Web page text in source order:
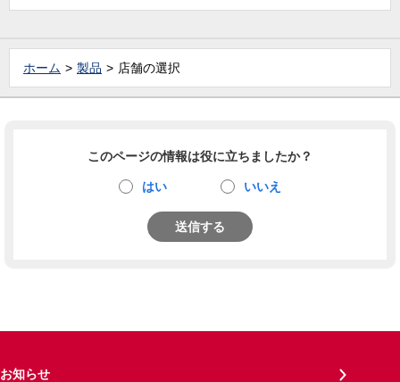
ホーム 製品 店舗の選択
このページの情報は役に立ちましたか？
はい いいえ
送信する
お知らせ